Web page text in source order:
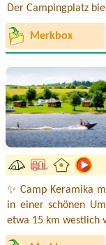
Der Campingplatz
Merkbox
✨ Camp Keramika
in einer schönen
etwa 15 km westlich